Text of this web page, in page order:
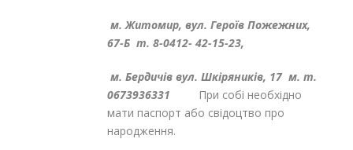
м. Житомир, вул. Героїв Пожежних,
67-Б т. 8-0412- 42-15-23,
м. Бердичів вул. Шкіряників, 17 м. т.
0673936331 При собі необхідно
мати паспорт або свідоцтво про
народження.